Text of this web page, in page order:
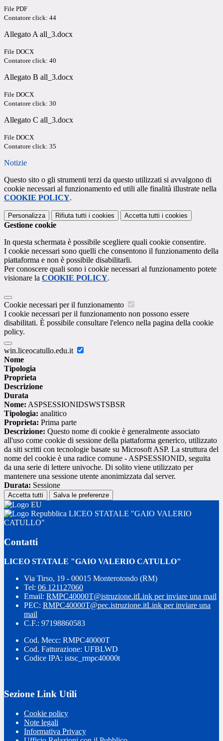
File PDF
Contatore click: 44
Allegato A all_3.docx
File DOCX
Contatore click: 40
Allegato B all_3.docx
File DOCX
Contatore click: 30
Allegato C all_3.docx
File DOCX
Contatore click: 35
Notizie
Questo sito o gli strumenti terzi da questo utilizzati si avvalgono di
cookie necessari al funzionamento ed utili alle finalità illustrate nella
COOKIE POLICY.
Personalizza Rifiuta tutti i cookies Accetta tutti i cookies
Gestione cookie
In questa schermata è possibile scegliere quali cookie consentire.
I cookie necessari sono quelli che consentono il funzionamento della
piattaforma e non è possibile disabilitarli.
Per conoscere quali sono i cookie necessari al funzionamento potete
visionare la COOKIE POLICY.
Cookie necessari per il funzionamento
I cookie necessari per il funzionamento non possono essere
disabilitati. È possibile consultare l'elenco nella pagina della cookie
policy.
win.liceocatullo.edu.it
Nome
Tipologia
Proprieta
Descrizione
Durata
Nome: ASPSESSIONIDSWSTSBSR
Tipologia: analitico
Proprieta: Prima parte
Descrizione: Questo nome di cookie è generalmente associato
all'uso come cookie di sessione della piattaforma generico, utilizzato
da siti scritti con tecnologie basate su Microsoft ASP. La struttura del
nome del cookie è una radice comune - ASPSESSIONID, seguita
da una serie di lettere univoche. Di solito viene utilizzato per
mantenere una sessione utente anonimizzata dal server.
Durata: Sessione
Accetta tutti Salva le preferenze
LICEO STATALE "GAIO VALERIO
CATULLO"
Contatti
LICEO STATALE "GAIO VALERIO CATULLO"
Via Tirso, 19 - 00015 Monterotondo (RM)
Tel: 06 121127060
Email: RMPC40000T@istruzione.itLink per inviare una mail
PEC: RMPC40000T@pec.istruzione.itLink per inviare una
mail
C.F.: 97198860583
Cod. Mecc: RMPC40000T
Cod. Fatturazione: UFBLWD
Codice IPA: istsc_rmpc40000t
Sezione Link Utili
Cookie policy
Note legali
Informativa Privacy